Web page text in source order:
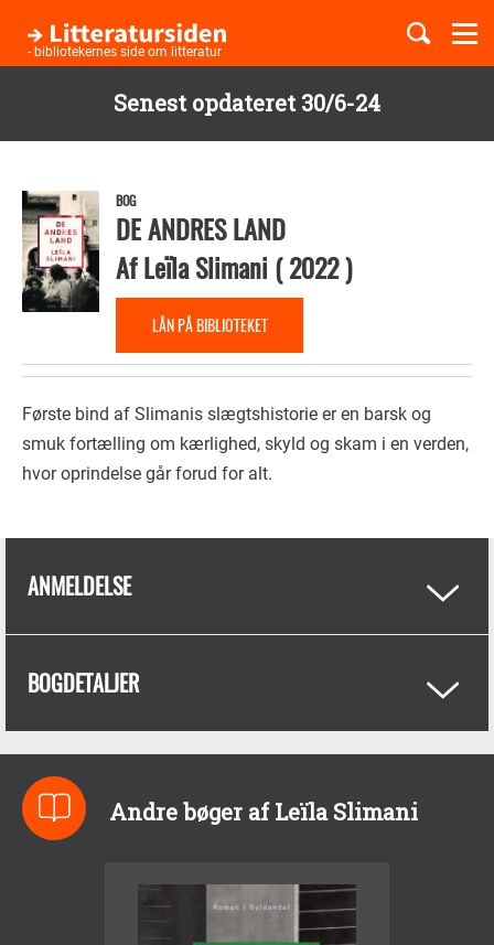
Senest opdateret 30/6-24
hovedindhold
- bibliotekernes side om litteratur
Børnebøger
Temaer
BOG
DE ANDRES LAND
AfLeïla Slimani (2022)
LÅN PÅ BIBLIOTEKET
Første bind af Slimanis slægtshistorie er en barsk og
smuk fortælling om kærlighed, skyld og skam i en verden,
hvor oprindelse går forud for alt.
ANMELDELSE
BOGDETALJER
Andre bøger af Leïla Slimani